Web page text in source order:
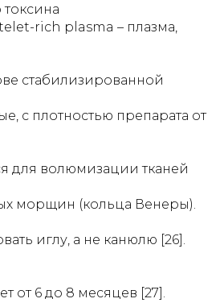
rich plasma – плазма,
стабилизированной
с плотностью препарата от
для волюмизации тканей
морщин (кольца Венеры).
иглу, а не канюлю [26].
от 6 до 8 месяцев [27].